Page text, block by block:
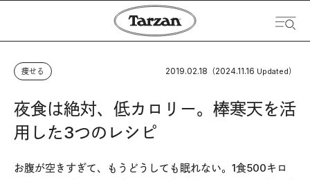
痩せる 2019.02.18 （2024.11.16 Updated）
夜食は絶対、低カロリー。棒寒天を活
用した3つのレシピ
お腹が空きすぎて、もうどうしても眠れない。1食500キロ